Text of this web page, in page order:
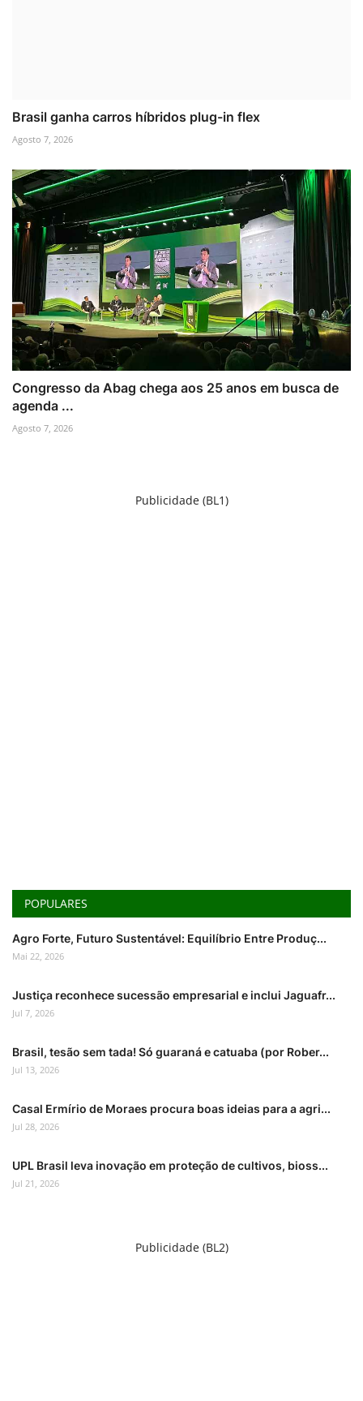
Brasil ganha carros híbridos plug-in flex
Agosto 7, 2026
Congresso da Abag chega aos 25 anos em busca de
agenda ...
Agosto 7, 2026
Publicidade (BL1)
POPULARES
Agro Forte, Futuro Sustentável: Equilíbrio Entre Produç...
Mai 22, 2026
Justiça reconhece sucessão empresarial e inclui Jaguafr...
Jul 7, 2026
Brasil, tesão sem tada! Só guaraná e catuaba (por Rober...
Jul 13, 2026
Casal Ermírio de Moraes procura boas ideias para a agri...
Jul 28, 2026
UPL Brasil leva inovação em proteção de cultivos, bioss...
Jul 21, 2026
Publicidade (BL2)